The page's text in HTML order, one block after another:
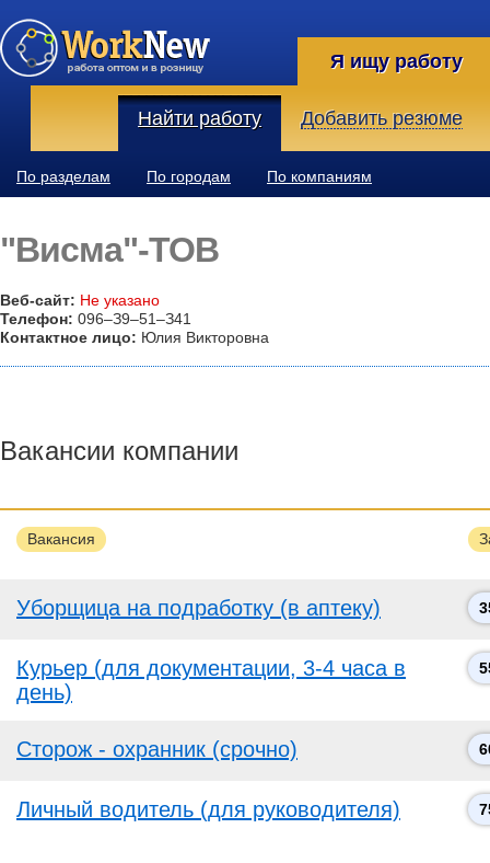
Я ищу работу
Найти работу Добавить резюме
По разделам По городам По компаниям
"Висма"-ТОВ
Веб-сайт: Не указано
Телефон: 096–З9–51–З41
Контактное лицо: Юлия Викторовна
Вакансии компании
Вакансия
Уборщица на подработку (в аптеку)
Курьер (для документации, 3-4 часа в
день)
Сторож - охранник (срочно)
Личный водитель (для руководителя)